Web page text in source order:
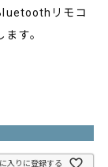
リモコ
す。
入りに登録する